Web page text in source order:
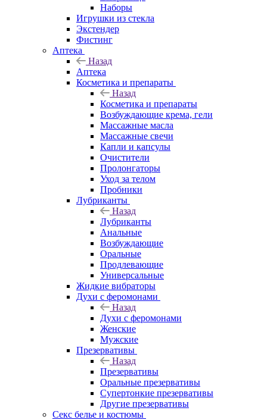
Наборы
Игрушки из стекла
Экстендер
Фистинг
Аптека
Назад
Аптека
Косметика и препараты
Назад
Косметика и препараты
Возбуждающие крема, гели
Массажные масла
Массажные свечи
Капли и капсулы
Очистители
Пролонгаторы
Уход за телом
Пробники
Лубриканты
Назад
Лубриканты
Анальные
Возбуждающие
Оральные
Продлевающие
Универсальные
Жидкие вибраторы
Духи с феромонами
Назад
Духи с феромонами
Женские
Мужские
Презервативы
Назад
Презервативы
Оральные презервативы
Супертонкие презервативы
Другие презервативы
Секс белье и костюмы